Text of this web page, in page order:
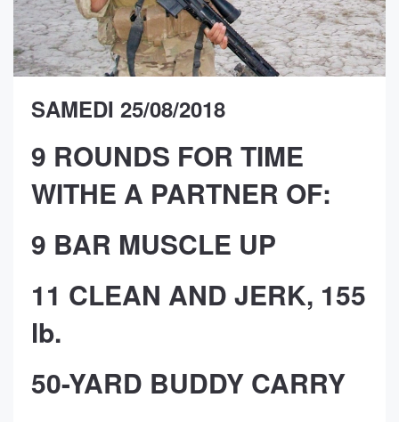
SAMEDI 25/08/2018
9 ROUNDS FOR TIME
WITHE A PARTNER OF:
9 BAR MUSCLE UP
11 CLEAN AND JERK, 155
lb.
50-YARD BUDDY CARRY